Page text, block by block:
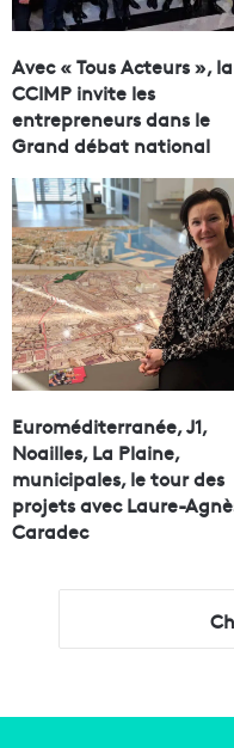
Avec « Tous Acteurs », la
CCIMP invite les
entrepreneurs dans le
Grand débat national
Euroméditerranée, J1,
Noailles, La Plaine,
municipales, le tour des
projets avec Laure-
Caradec